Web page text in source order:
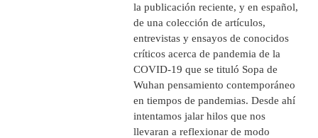
la publicación reciente, y en español,
de una colección de artículos,
entrevistas y ensayos de conocidos
críticos acerca de pandemia de la
COVID-19 que se tituló Sopa de
Wuhan pensamiento contemporáneo
en tiempos de pandemias. Desde ahí
intentamos jalar hilos que nos
llevaran a reflexionar de modo